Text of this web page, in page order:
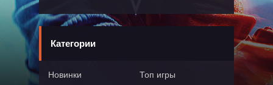
Категории
Новинки
Топ игры